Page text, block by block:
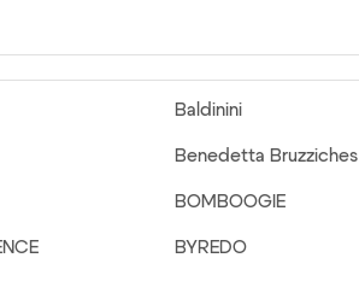
Baldinini
Benedetta Bruzziches
BOMBOOGIE
BYREDO